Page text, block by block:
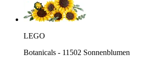
LEGO
Botanicals - 11502 Sonnenblumen